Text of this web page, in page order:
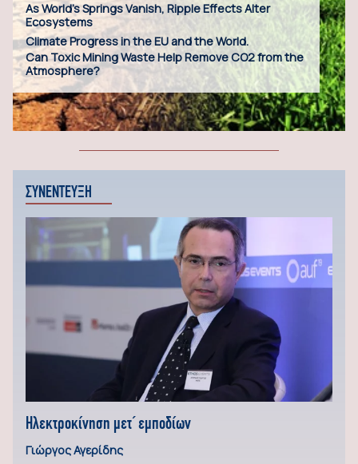
As World’s Springs Vanish, Ripple Effects Alter
Ecosystems
Climate Progress in the EU and the World.
Can Toxic Mining Waste Help Remove CO2 from the
Atmosphere?
ΣΥΝΕΝΤΕΥΞΗ
Ηλεκτροκίνηση μετ΄ εμποδίων
Γιώργος Αγερίδης